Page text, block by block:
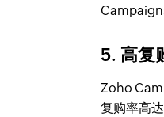
5. 高复
Zoho
复购率高